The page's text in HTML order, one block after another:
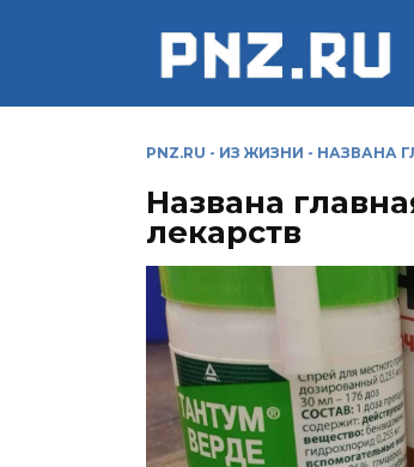
PNZ.RU - ИЗ ЖИЗНИ - НАЗВАНА
Названа
лекарств